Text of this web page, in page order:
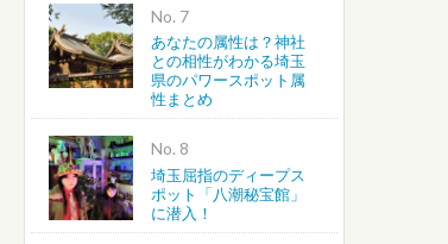
No.
あなたの属性は？神社
との相性がわかる埼玉
県のパワースポット属
性まとめ
No.
埼玉屈指のディープス
ポット「八潮秘宝館」
に潜入！